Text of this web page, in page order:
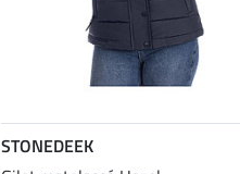
STONEDEEK